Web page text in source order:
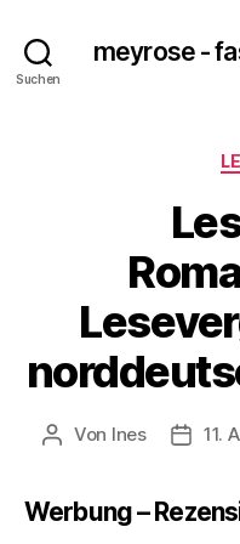
Suchen
meyrose -
Beitragsautor
Von Ines 11.
Werbung –